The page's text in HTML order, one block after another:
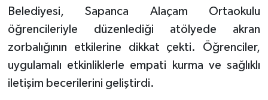
Belediyesi, Sapanca Alaçam Ortaokulu
öğrencileriyle düzenlediği atölyede akran
zorbalığının etkilerine dikkat çekti. Öğrenciler,
uygulamalı etkinliklerle empati kurma ve sağlıklı
iletişim becerilerini geliştirdi.